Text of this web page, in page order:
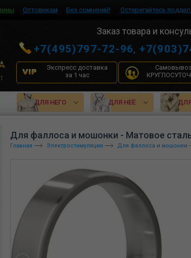
Оптовикам Без сомнений! Остерегайтесь
Заказ товара и
+7(495)797-72-96,
Экспресс доставка
за 1 час
Самовывоз
ДЛЯ НЕГО ДЛЯ НЕЁ
Для фаллоса и мошонки - Матовое
Главная Электростимуляция Для фаллоса и мошонки